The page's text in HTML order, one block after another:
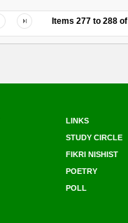
Items 277 to 288 of
LINKS
STUDY CIRCLE
FIKRI NISHIST
POETRY
POLL